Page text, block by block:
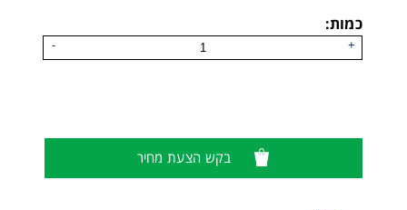
כמות:
+
-
בקש הצעת מחיר